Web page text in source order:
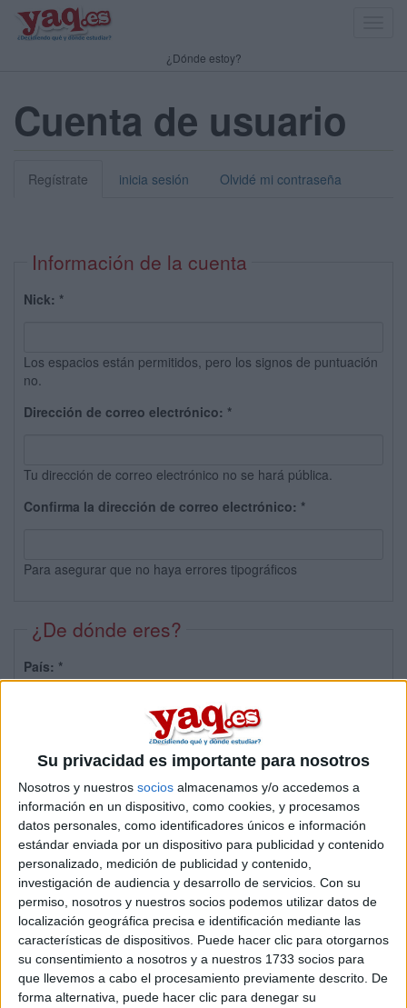
Su privacidad es importante para nosotros
Nosotros y nuestros socios almacenamos y/o accedemos a
información en un dispositivo, como cookies, y procesamos
datos personales, como identificadores únicos e información
estándar enviada por un dispositivo para publicidad y contenido
personalizado, medición de publicidad y contenido,
investigación de audiencia y desarrollo de servicios. Con su
permiso, nosotros y nuestros socios podemos utilizar datos de
localización geográfica precisa e identificación mediante las
características de dispositivos. Puede hacer clic para otorgarnos
su consentimiento a nosotros y a nuestros 1733 socios para
que llevemos a cabo el procesamiento previamente descrito. De
forma alternativa, puede hacer clic para denegar su
¿Dónde estoy?
Cuenta de usuario
Regístrate inicia sesión Olvidé mi contraseña
Información de la cuenta
Nick: *
Los espacios están permitidos, pero los signos de puntuación
no.
Dirección de correo electrónico: *
Tu dirección de correo electrónico no se hará pública.
Confirma la dirección de correo electrónico: *
Para asegurar que no haya errores tipográficos
¿De dónde eres?
País: *
Sobre ti
Soy:*
Chico
Chica
¿En qué año terminas (o terminaste) bachillerato o FP?